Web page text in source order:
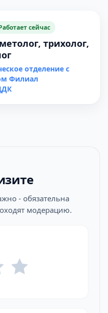
сейчас
трихолог,
отделение с
Филиал
- обязательна
модерацию.